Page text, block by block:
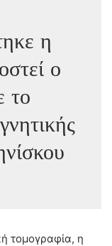
η
ο
το
τομογραφία, η